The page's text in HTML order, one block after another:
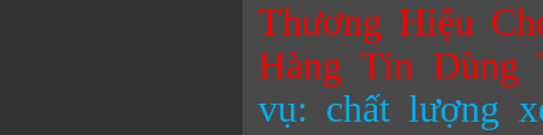
Thương Hiệu
Hàng Tin Dùng
vụ: chất lượng